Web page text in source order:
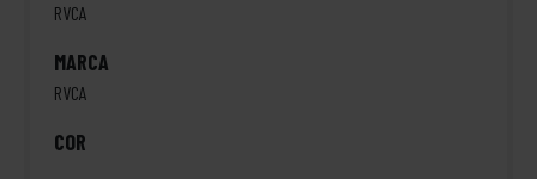
RVCA
MARCA
RVCA
COR